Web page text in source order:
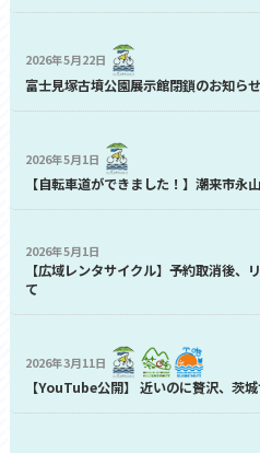
2026年5月22日
富士見塚古墳公園展示館閉鎖のお知らせ
2026年5月1日
【自転車道ができました！】潮来市永山
2026年5月1日
【広域レンタサイクル】予約取消後、
て
2026年3月11日
【YouTube公開】 近いのに贅沢、茨